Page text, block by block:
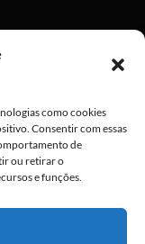
como cookies
Consentir com essas
de
ou retirar o
e funções.